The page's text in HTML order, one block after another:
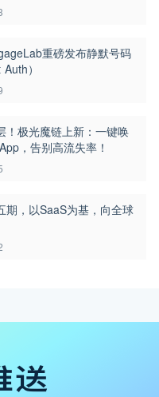
重磅发布静默号码
）
！极光魔链上新：一键唤
，告别高流失率！
期，以SaaS为基，向全球